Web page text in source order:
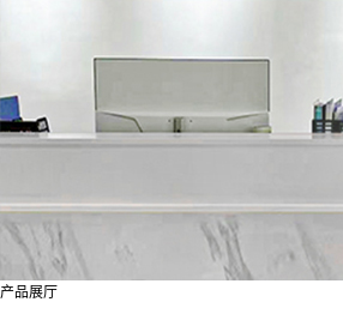
产品展厅